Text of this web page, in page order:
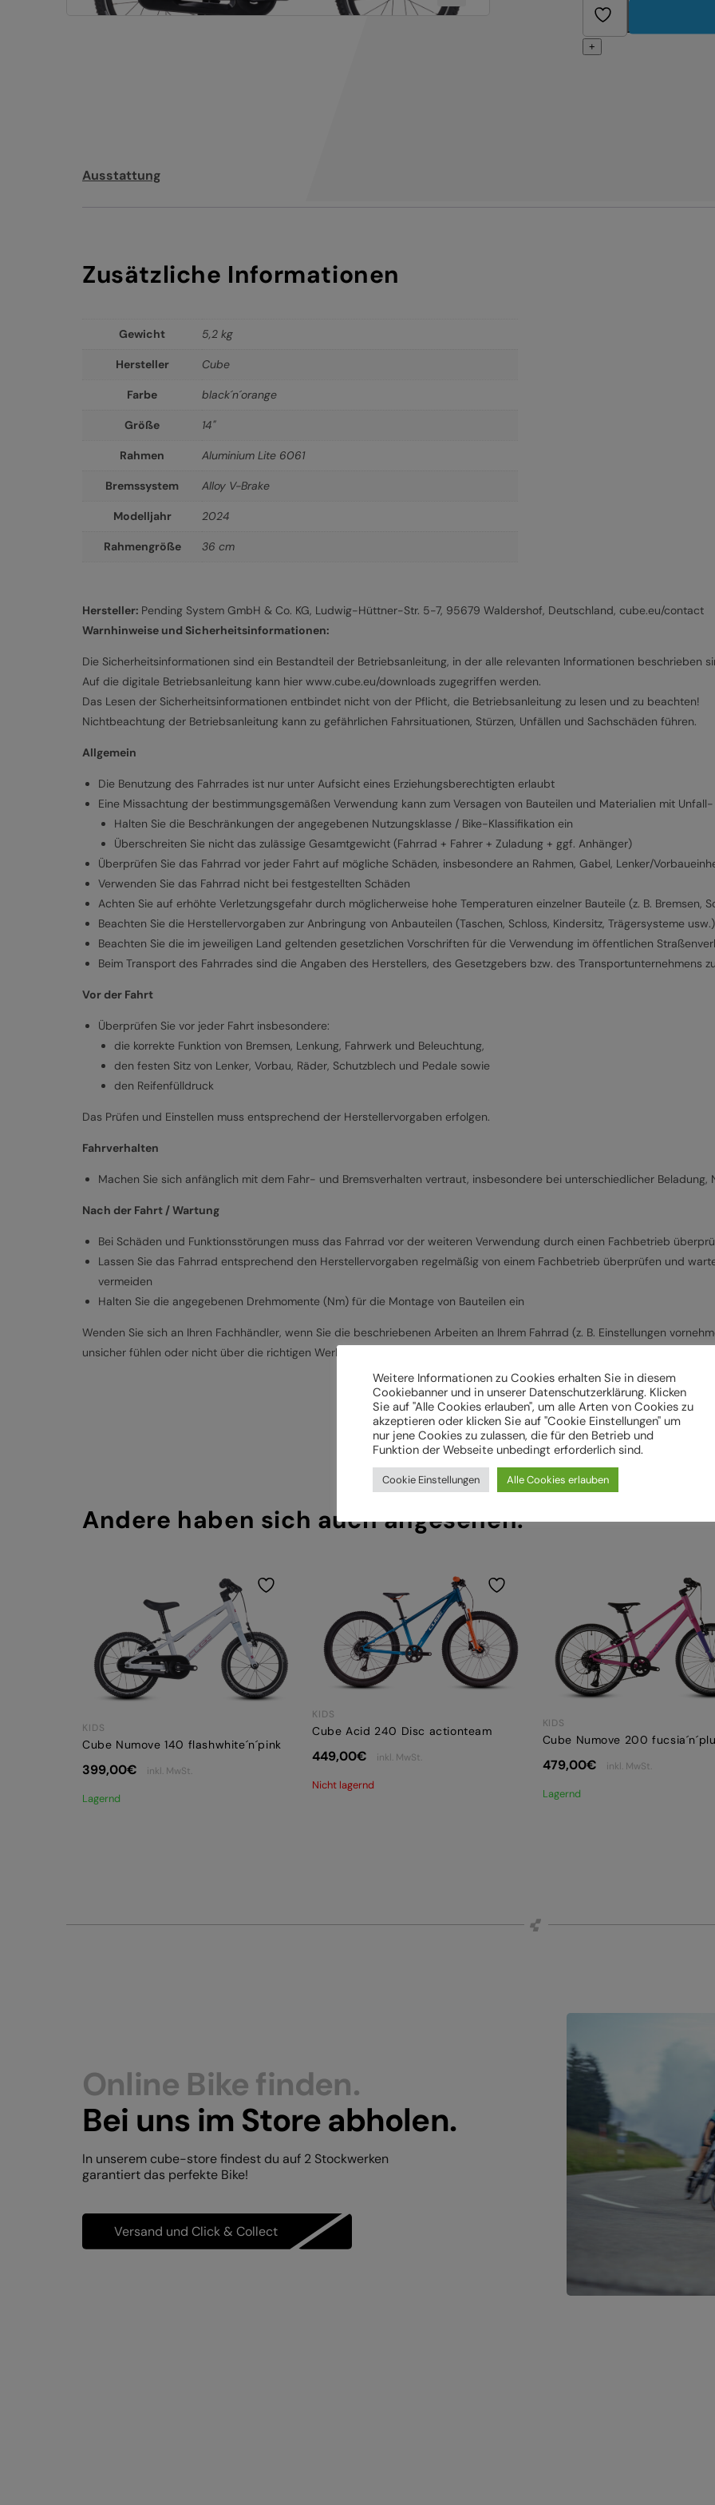
+
Ausstattung
Zusätzliche Informationen
Gewicht 5,2 kg
Hersteller Cube
Farbe black´n´orange
Größe 14"
Rahmen Aluminium Lite 6061
Bremssystem Alloy V-Brake
Modelljahr 2024
Rahmengröße 36 cm
Hersteller: Pending System GmbH & Co. KG, Ludwig-Hüttner-Str. 5-7, 95679 Waldershof, Deutschland, cube.eu/contact
Warnhinweise und Sicherheitsinformationen:
Die Sicherheitsinformationen sind ein Bestandteil der Betriebsanleitung, in der alle relevanten Informationen beschrieben
Auf die digitale Betriebsanleitung kann hier www.cube.eu/downloads zugegriffen werden.
Das Lesen der Sicherheitsinformationen entbindet nicht von der Pflicht, die Betriebsanleitung zu lesen und zu beachten!
Nichtbeachtung der Betriebsanleitung kann zu gefährlichen Fahrsituationen, Stürzen, Unfällen und Sachschäden führen.
Allgemein
Die Benutzung des Fahrrades ist nur unter Aufsicht eines Erziehungsberechtigten erlaubt
Eine Missachtung der bestimmungsgemäßen Verwendung kann zum Versagen von Bauteilen und Materialien mit
Halten Sie die Beschränkungen der angegebenen Nutzungsklasse / Bike-Klassifikation ein
Überschreiten Sie nicht das zulässige Gesamtgewicht (Fahrrad + Fahrer + Zuladung + ggf. Anhänger)
Überprüfen Sie das Fahrrad vor jeder Fahrt auf mögliche Schäden, insbesondere an Rahmen, Gabel, Lenker/
Verwenden Sie das Fahrrad nicht bei festgestellten Schäden
Achten Sie auf erhöhte Verletzungsgefahr durch möglicherweise hohe Temperaturen einzelner Bauteile (z. B. Bremsen,
Beachten Sie die Herstellervorgaben zur Anbringung von Anbauteilen (Taschen, Schloss, Kindersitz, Trägersysteme
Beachten Sie die im jeweiligen Land geltenden gesetzlichen Vorschriften für die Verwendung im öffentlichen
Beim Transport des Fahrrades sind die Angaben des Herstellers, des Gesetzgebers bzw. des Transportunternehmens
Vor der Fahrt
Überprüfen Sie vor jeder Fahrt insbesondere:
die korrekte Funktion von Bremsen, Lenkung, Fahrwerk und Beleuchtung,
den festen Sitz von Lenker, Vorbau, Räder, Schutzblech und Pedale sowie
den Reifenfülldruck
Das Prüfen und Einstellen muss entsprechend der Herstellervorgaben erfolgen.
Fahrverhalten
Machen Sie sich anfänglich mit dem Fahr- und Bremsverhalten vertraut, insbesondere bei unterschiedlicher Beladung,
Nach der Fahrt / Wartung
Bei Schäden und Funktionsstörungen muss das Fahrrad vor der weiteren Verwendung durch einen Fachbetrieb
Lassen Sie das Fahrrad entsprechend den Herstellervorgaben regelmäßig von einem Fachbetrieb überprüfen und
vermeiden
Halten Sie die angegebenen Drehmomente (Nm) für die Montage von Bauteilen ein
Wenden Sie sich an Ihren Fachhändler, wenn Sie die beschriebenen Arbeiten an Ihrem Fahrrad (z. B. Einstellungen
unsicher fühlen oder nicht über die richtigen Werkzeuge verfügen.
Andere haben sich auch angesehen:
KIDS
Cube Numove 140 flashwhite´n´pink
399,00€ inkl. MwSt.
Lagernd
KIDS
Cube Acid 240 Disc actionteam
449,00€ inkl. MwSt.
Nicht lagernd
KIDS
Cube Numove 200
479,00€ inkl. MwSt.
Lagernd
Online Bike finden.
Bei uns im Store abholen.
In unserem cube-store findest du auf 2 Stockwerken
garantiert das perfekte Bike!
Versand und Click & Collect
Weitere Informationen zu Cookies erhalten Sie in diesem
Cookiebanner und in unserer Datenschutzerklärung. Klicken
Sie auf "Alle Cookies erlauben", um alle Arten von Cookies zu
akzeptieren oder klicken Sie auf "Cookie Einstellungen" um
nur jene Cookies zu zulassen, die für den Betrieb und
Funktion der Webseite unbedingt erforderlich sind.
Cookie Einstellungen Alle Cookies erlauben